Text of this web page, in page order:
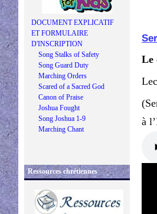
DOCUMENT EXPLICATIF
ET FORMULAIRE
D'INSCRIPTION
Song Stalks of Safety
Song Guard Duty
Marching Orders
Scared of a Sacred God
Canon of Praise
Joshua Fought
Song Joshua 1-9
Marching Chant
Ressources chrétiennes
Le
à